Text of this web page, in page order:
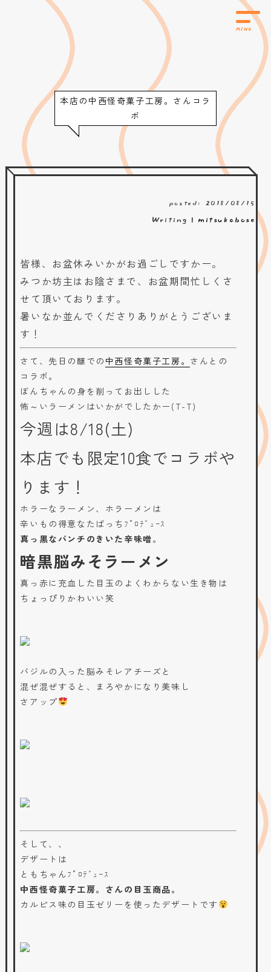
本店の中西怪奇菓子工房。さんコラ
ボ
posted: 2018/08/15
Writing | mitsukabose
皆様、お盆休みいかがお過ごしですかー。
みつか坊主はお陰さまで、お盆期間忙しくさ
せて頂いております。
暑いなか並んでくださりありがとうございま
す！
さて、先日の醸での 中西怪奇菓子工房。 さんとの
コラボ。
ぼんちゃんの身を削ってお出しした
怖～いラーメンはいかがでしたかー(T-T)
今週は8/18(土)
本店でも限定10食でコラボや
ります！
ホラーなラーメン、ホラーメンは
辛いもの得意なたばっちﾌﾟﾛﾃﾞｭｰｽ
真っ黒なパンチのきいた辛味噌 。
暗黒脳みそラーメン
真っ赤に充血した目玉のよくわからない生き物は
ちょっぴりかわいい笑
バジルの入った脳みそレアチーズと
混ぜ混ぜすると、まろやかになり美味し
さアップ
そして、、
デザートは
ともちゃんﾌﾟﾛﾃﾞｭｰｽ
中西怪奇菓子工房。さんの目玉商品。
カルピス味の目玉ゼリーを使ったデザートです